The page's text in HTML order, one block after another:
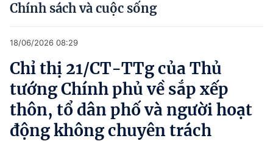
Danh mục
Tham vấn chính sách
Người dân góp ý
Doanh nghiệp hiến kế
Chính sách và cuộc sống
18/06/2026 08:29
Chỉ thị 21/CT-TTg của Thủ
tướng Chính phủ về sắp xếp
thôn, tổ dân phố và người hoạt
động không chuyên trách